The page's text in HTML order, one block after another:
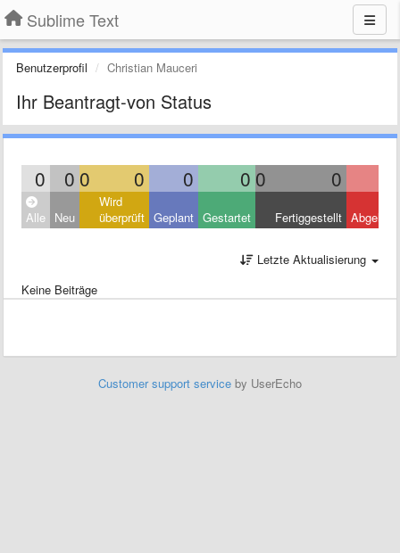
Sublime Text
Benutzerprofil Christian Mauceri
Ihr Beantragt-von Status
0 0 0 0 0 0 0 0
Alle Neu
Wird
überprüft Geplant Gestartet Fertiggestellt
Letzte Aktualisierung
Keine Beiträge
Customer support service by UserEcho